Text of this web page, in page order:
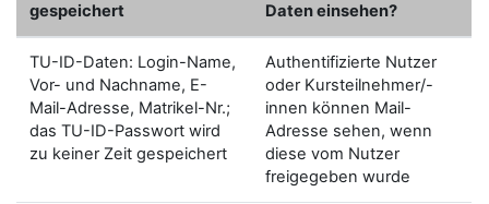
gespeichert
Daten einsehen?
TU-ID-Daten: Login-Name,
Vor- und Nachname, E-
Mail-Adresse, Matrikel-Nr.;
das TU-ID-Passwort wird
zu keiner Zeit gespeichert
Authentifizierte Nutzer
oder Kursteilnehmer/-
innen können Mail-
Adresse sehen, wenn
diese vom Nutzer
freigegeben wurde